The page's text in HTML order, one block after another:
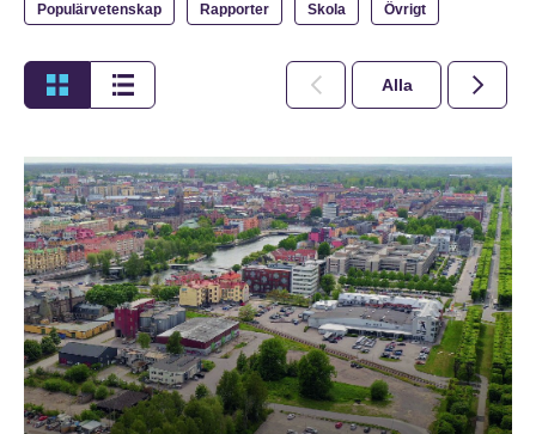
Populärvetenskap Rapporter Skola Övrigt
Alla 2026